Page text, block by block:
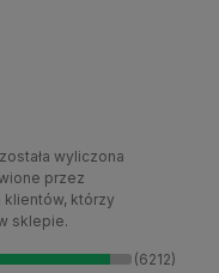
wyliczona
przez
którzy
sklepie.
(6212)